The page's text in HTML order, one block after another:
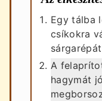
Egy tálba
csíkokra
A
hagymát